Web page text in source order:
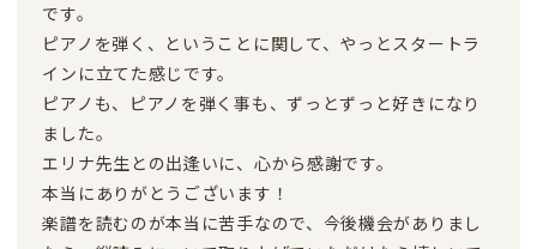
です。
ピアノを弾く、ということに関して、やっとスタートラ
インに立てた感じです。
ピアノも、ピアノを弾く事も、ずっとずっと好きになり
ました。
エリナ先生との出逢いに、心から感謝です。
本当にありがとうございます！
楽譜を読むのが本当に苦手なので、今後機会がありまし